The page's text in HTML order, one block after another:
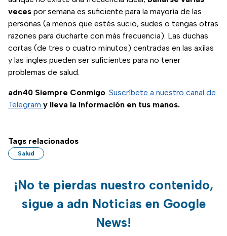
veces por semana es suficiente para la mayoría de las
personas (a menos que estés sucio, sudes o tengas otras
razones para ducharte con más frecuencia). Las duchas
cortas (de tres o cuatro minutos) centradas en las axilas
y las ingles pueden ser suficientes para no tener
problemas de salud.
adn40 Siempre Conmigo. Suscríbete a nuestro canal de
Telegram y lleva la información en tus manos.
Tags relacionados
Salud
¡No te pierdas nuestro contenido,
sigue a adn Noticias en Google
News!